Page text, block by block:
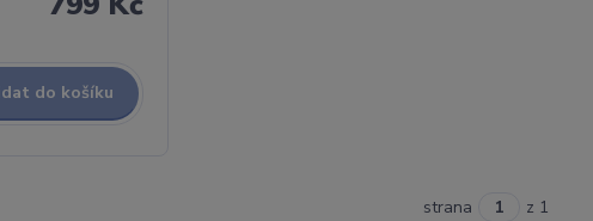
do košíku
strana z 1